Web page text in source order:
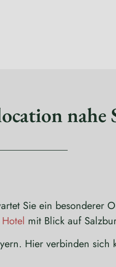
nahe
Sie ein besonderer
Hotel mit Blick auf
Hier verbinden sich